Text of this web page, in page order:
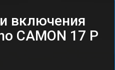
включения
CAMON 17 P